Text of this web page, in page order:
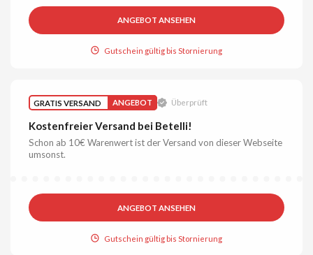
ANGEBOT ANSEHEN
Gutschein gültig bis Stornierung
GRATIS VERSAND ANGEBOT Überprüft
Kostenfreier Versand bei Betelli!
Schon ab 10€ Warenwert ist der Versand von dieser Webseite
umsonst.
ANGEBOT ANSEHEN
Gutschein gültig bis Stornierung